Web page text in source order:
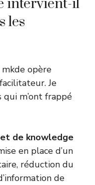
intervient-il
les
opère
Je
m’ont frappé
de knowledge
en place d’un
réduction du
de